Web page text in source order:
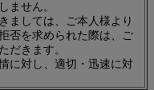
ません。
ましては、ご本人様より
否を求められた際は、ご
だきます。
に対し、適切・迅速に対